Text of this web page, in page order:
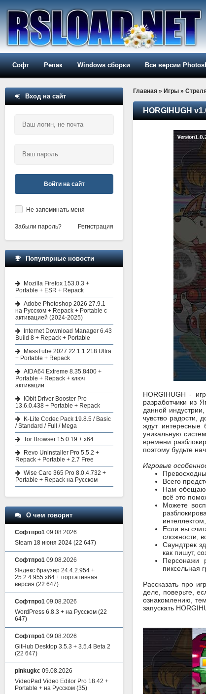
Софт Репак Windows сборки Все версии
Главная » Игры »
HORGIHUGH
HORGIHUGH -
разработчики из
данной
чувство радости,
ждут интересные
уникальную
времени
поэтому будьте
Игровые
Всего
Нам
всё это
Можете
Если вы
сложности,
Саундтрек
как пишут,
Персонажи
пиксельная
Рассказать про
деле, поверьте,
ознакомлению,
запускать
Вход на сайт
Войти на сайт
Не запоминать меня
Забыли пароль? Регистрация
Популярные новости
Mozilla Firefox 153.0.3 +
Portable + ESR + Repack
Adobe Photoshop 2026 27.9.1
на Русском + Repack + Portable с
активацией (2024-2025)
Internet Download Manager 6.43
Build 8 + Repack + Portable
MassTube 2027 22.1.1.218 Ultra
+ Portable + Repack
AIDA64 Extreme 8.35.8400 +
Portable + Repack + ключ
активации
IObit Driver Booster Pro
13.6.0.438 + Portable + Repack
K-Lite Codec Pack 19.8.5 / Basic
/ Standard / Full / Mega
Tor Browser 15.0.19 + x64
Revo Uninstaller Pro 5.5.2 +
Repack + Portable + 2.7 Free
Wise Care 365 Pro 8.0.4.732 +
Portable + Repack на Русском
О чем говорят
Софтпро1 09.08.2026
Steam 18 июня 2024 (22 647)
Софтпро1 09.08.2026
Яндекс браузер 24.4.2.954 +
25.2.4.955 x64 + портативная
версия (22 647)
Софтпро1 09.08.2026
WordPress 6.8.3 + на Русском (22
647)
Софтпро1 09.08.2026
GitHub Desktop 3.5.3 + 3.5.4 Beta 2
(22 647)
pinkugkc 09.08.2026
VideoPad Video Editor Pro 18.42 +
Portable + на Русском (35)